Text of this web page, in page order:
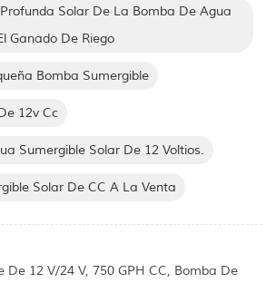
Solar De La Bomba De Agua
Ganado De Riego
Bomba Sumergible
12v Cc
Sumergible Solar De 12 Voltios.
Solar De CC A La Venta
De 12 V/24 V, 750 GPH CC, Bomba De